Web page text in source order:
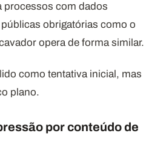
processos com dados
obrigatórias como o
opera de forma similar.
como tentativa inicial, mas
plano.
por conteúdo de